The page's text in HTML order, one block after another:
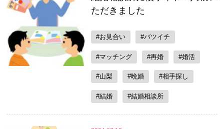
ただきました
#お見合い #バツイチ
#マッチング #再婚 #婚活
#山梨 #晩婚 #相手探し
#結婚 #結婚相談所